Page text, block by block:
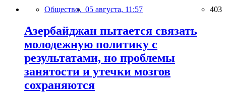
Общество, 05 августа, 11:57 403
Азербайджан пытается связать
молодежную политику с
результатами, но проблемы
занятости и утечки мозгов
сохраняются